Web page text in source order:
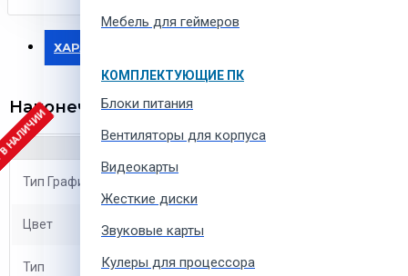
Мебель для геймеров
КОМПЛЕКТУЮЩИЕ ПК
Блоки питания
Вентиляторы для корпуса
Видеокарты
Жесткие диски
Звуковые карты
Кулеры для процессора
ХАРАКТЕРИСТИКИ
Наконечник для стилуса Wacom Hard Felt
Тип Графического планшета
Цвет
Тип наконечники для стилуса